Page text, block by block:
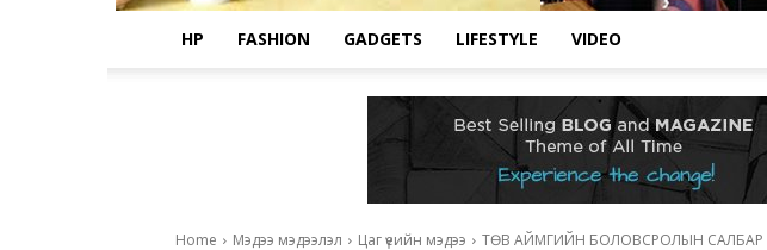
НҮҮР FASHION GADGETS LIFESTYLE VIDEO
Home Мэдээ мэдээлэл Цаг үеийн мэдээ ТӨВ АЙМГИЙН БОЛОВСРОЛЫН САЛБАР